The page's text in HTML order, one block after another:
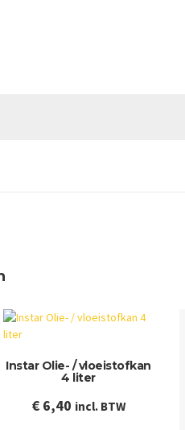
Instar Olie- / vloeistofkan
4 liter
€6,40 incl. BTW